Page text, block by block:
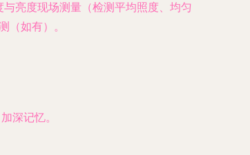
亮度现场测量（检测平均照度、均匀
如有）。
深记忆。